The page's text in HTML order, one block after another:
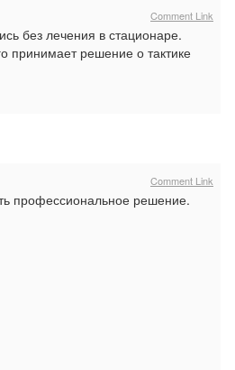
Comment Link
без лечения в стационаре.
принимает решение о тактике
Comment Link
профессиональное решение.